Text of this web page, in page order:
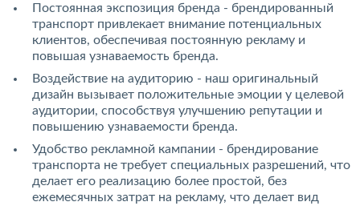
Постоянная экспозиция бренда - брендированный
транспорт привлекает внимание потенциальных
клиентов, обеспечивая постоянную рекламу и
повышая узнаваемость бренда.
Воздействие на аудиторию - наш оригинальный
дизайн вызывает положительные эмоции у целевой
аудитории, способствуя улучшению репутации и
повышению узнаваемости бренда.
Удобство рекламной кампании - брендирование
транспорта не требует специальных разрешений, что
делает его реализацию более простой, без
ежемесячных затрат на рекламу, что делает вид